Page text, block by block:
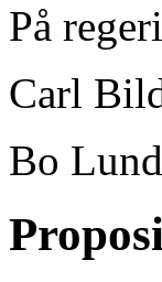
På
Carl
Bo